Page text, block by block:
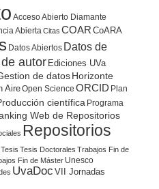
Acceso Abierto Diamante
Abierta Citas COAR CoARA
Datos Abiertos Datos de
autor Ediciones UVa
de datosHorizonte
AireOpen Science ORCID Plan
científica Programa
Web de Repositorios
Repositorios
Tesis Tesis Doctorales Trabajos Fin de
Fin de Máster Unesco
UvaDoc VII Jornadas